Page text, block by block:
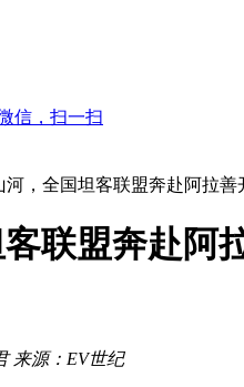
信，扫一扫
河，全国坦客联盟奔赴阿拉善
联盟奔赴阿
来源：EV世纪